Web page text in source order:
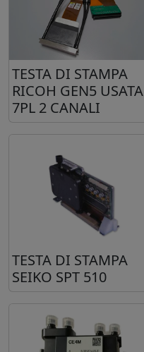
TESTA DI STAMPA
RICOH GEN5 USATA
7PL 2 CANALI
TESTA DI STAMPA
SEIKO SPT 510